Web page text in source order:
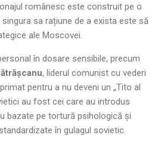
românesc este construit pe o
sa rațiune de a exista este să
ale Moscovei.
în dosare sensibile, precum
, liderul comunist cu vederi
pentru a nu deveni un „Tito al
au fost cei care au introdus
bazate pe tortură psihologică și
în gulagul sovietic.